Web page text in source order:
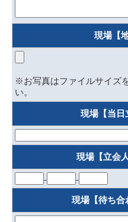
現場【
※お写真はファイルサイズ
い。
現場【当日
現場【立会
- -
現場【待ち合